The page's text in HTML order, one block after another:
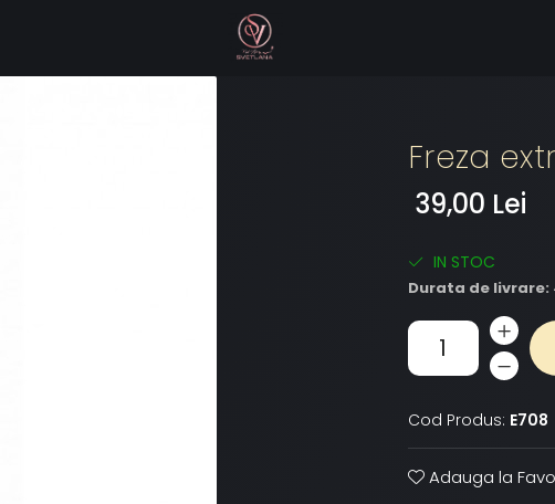
Freza
39,00 Lei
IN STOC
Durata de livrare:
Cod Produs: E708
Adauga la